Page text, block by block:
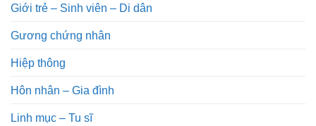
Giới trẻ – Sinh viên – Di dân
Gương chứng nhân
Hiệp thông
Hôn nhân – Gia đình
Linh mục – Tu sĩ